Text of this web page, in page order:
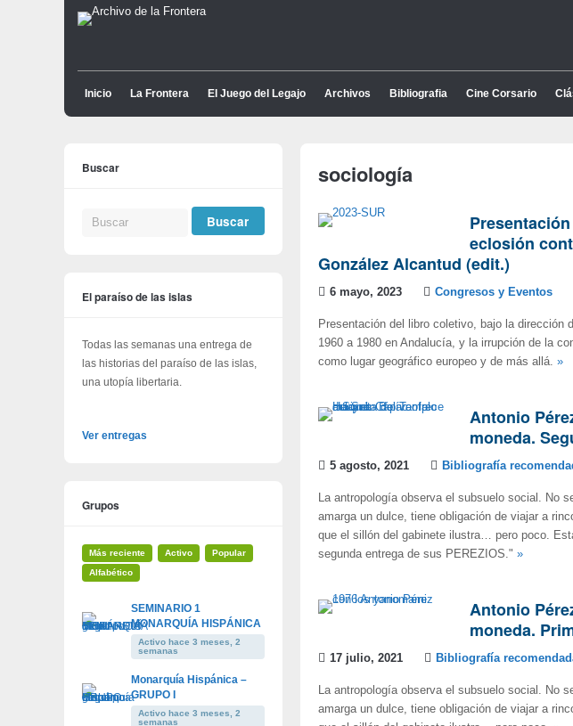
Inicio La Frontera El Juego del Legajo Archivos Bibliografia Cine Corsario
sociología
eclosión
González Alcantud (edit.)
6 mayo, 2023 Congresos y Eventos
Presentación del libro coletivo, bajo la dirección
1960 a 1980 en Andalucía, y la irrupción de la
como lugar geográfico europeo y de más allá. »
Antonio
moneda.
5 agosto, 2021 Bibliografía
La antropología observa el subsuelo social. No
amarga un dulce, tiene obligación de viajar a
que el sillón del gabinete ilustra… pero poco.
segunda entrega de sus PEREZIOS." »
Antonio
moneda.
17 julio, 2021 Bibliografía
La antropología observa el subsuelo social. No
amarga un dulce, tiene obligación de viajar a
Buscar
El paraíso de las islas
Todas las semanas una entrega de
las historias del paraíso de las islas,
una utopía libertaria.
Ver entregas
Grupos
Más reciente Activo
Popular
Alfabético
SEMINARIO 1
MONARQUÍA HISPÁNICA
Activo hace 3 meses, 2
semanas
Monarquía Hispánica –
GRUPO I
Activo hace 3 meses, 2
semanas